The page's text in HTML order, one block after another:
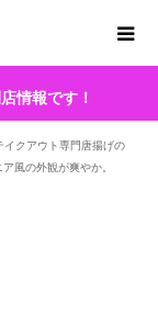
情報です！
クアウト専門唐揚げの
風の外観が爽やか。